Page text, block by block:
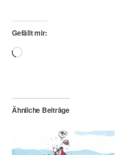
Gefällt mir:
Wird
Ähnliche Beiträge